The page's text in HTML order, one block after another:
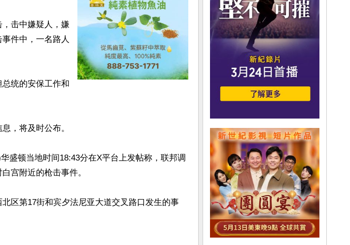
击中嫌疑人，嫌
件中，一名路人
统的安保工作和
，将及时公布。
盛顿当地时间18:43分在X平台上发帖称，联邦调
宫附近的枪击事件。
区第17街和宾夕法尼亚大道交叉路口发生的事